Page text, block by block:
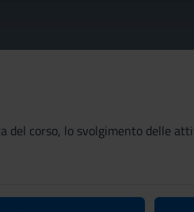
del corso, lo svolgimento